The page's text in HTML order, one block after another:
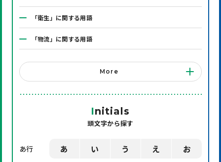
「衛生」に関する用語
「物流」に関する用語
「システム」に関する用語
「店舗備品」に関する用語
「環境」に関する用語
「業界用語」に関する用語
More
Initials
頭文字から探す
あ行 あ い う え お